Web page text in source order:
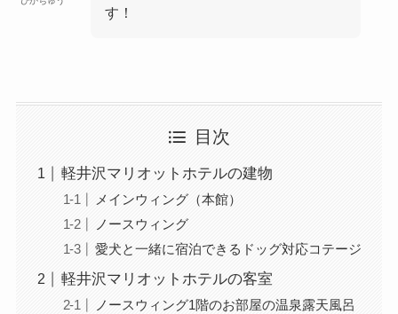
す！
目次
軽井沢マリオットホテルの建物
メインウィング（本館）
ノースウィング
愛犬と一緒に宿泊できるドッグ対応コテージ
軽井沢マリオットホテルの客室
ノースウィング1階のお部屋の温泉露天風呂